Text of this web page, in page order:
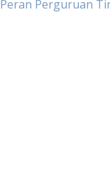
Peran Perguruan